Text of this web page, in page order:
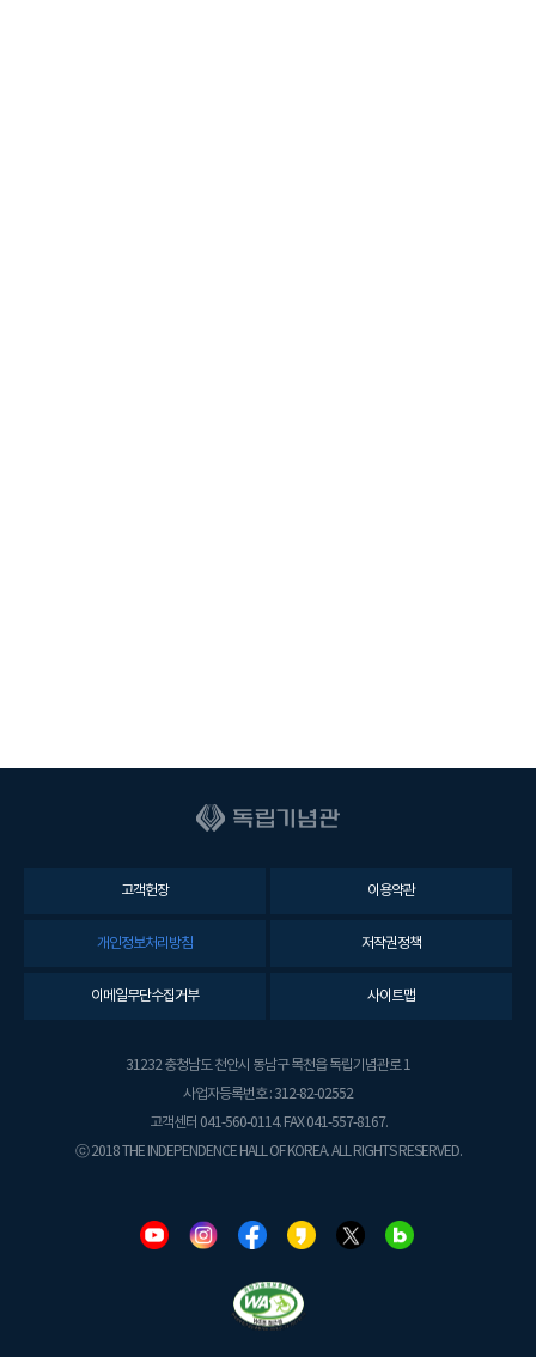
고객헌장 이용약관
개인정보처리방침 저작권정책
이메일무단수집거부 사이트맵
31232 충청남도 천안시 동남구 목천읍 독립기념관로 1
사업자등록번호 : 312-82-02552
고객센터 041-560-0114. FAX 041-557-8167.
ⓒ 2018 THE INDEPENDENCE HALL OF KOREA. ALL RIGHTS RESERVED.